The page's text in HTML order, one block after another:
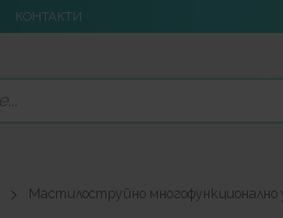
КОНТАКТИ
Мастилоструйно многофункционално